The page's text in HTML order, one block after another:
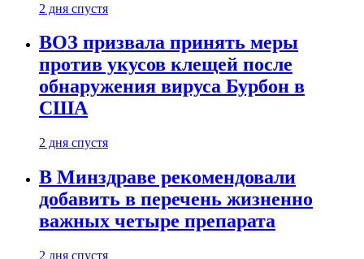
2 дня спустя
ВОЗ призвала принять меры
против укусов клещей после
обнаружения вируса Бурбон в
США
2 дня спустя
В Минздраве рекомендовали
добавить в перечень жизненно
важных четыре препарата
2 дня спустя